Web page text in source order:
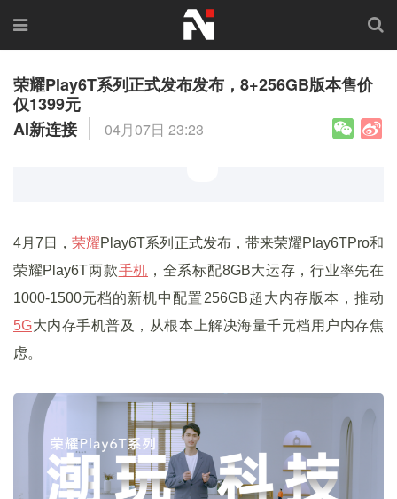
荣耀Play6T系列正式发布发布，8+256GB版本售价
仅1399元
AI新连接
04月07日 23:23
4月7日，荣耀Play6T系列正式发布，带来荣耀Play6TPro和
荣耀Play6T两款手机 ，全系标配8GB大运存，行业率先在
1000-1500元档的新机中配置256GB超大内存版本，推动
5G大内存手机普及，从根本上解决海量千元档用户内存焦
虑。